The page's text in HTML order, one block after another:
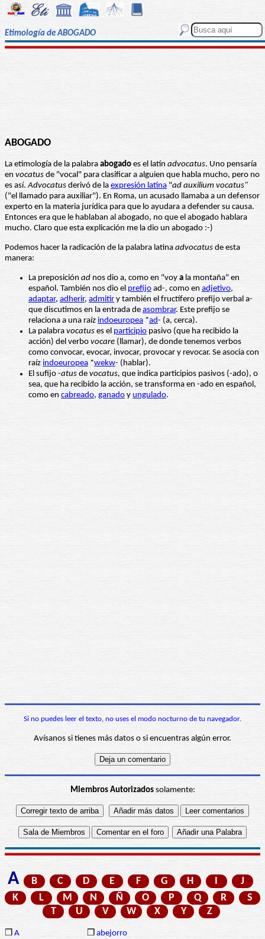
Etimología de ABOGADO
ABOGADO
La etimología de la palabra abogado es el latín advocatus. Uno pensaría
en vocatus de "vocal" para clasificar a alguien que habla mucho, pero no
es así.Advocatus derivó de la expresión latina "ad auxilium vocatus"
("el llamado para auxiliar"). En Roma, un acusado llamaba a un defensor
experto en la materia jurídica para que lo ayudara a defender su causa.
Entonces era que le hablaban al abogado, no que el abogado hablara
mucho. Claro que esta explicación me la dio un abogado :-)
Podemos hacer la radicación de la palabra latina advocatus de esta
manera:
La preposición ad nos dio a, como en "voy a la montaña" en
español. También nos dio el prefijo ad-, como en adjetivo,
adaptar, adherir, admitir y también el fructífero prefijo verbal a-
que discutimos en la entrada de asombrar. Este prefijo se
relaciona a una raíz indoeuropea *ad- (a, cerca).
La palabra vocatus es el participio pasivo (que ha recibido la
acción) del verbo vocare (llamar), de donde tenemos verbos
como convocar, evocar, invocar, provocar y revocar. Se asocia con
raíz indoeuropea *wekw- (hablar).
El sufijo -atus de vocatus, que indica participios pasivos (-ado), o
sea, que ha recibido la acción, se transforma en -ado en español,
como en cabreado, ganado y ungulado.
Si no puedes leer el texto, no uses el modo nocturno de tu navegador.
Avísanos si tienes más datos o si encuentras algún error.
Miembros Autorizadossolamente:
A B C D E F G H I
J
K
L M N Ñ O P Q R
S
T
U V W X Y Z
❒ A ❒ abejorro